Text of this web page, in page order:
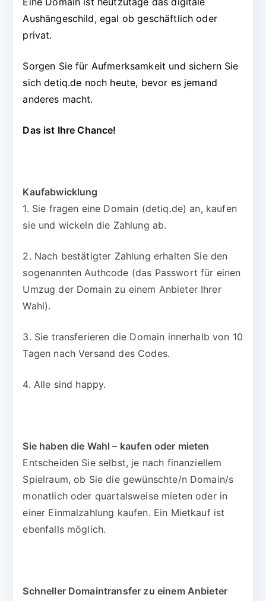
Aushängeschild, egal ob geschäftlich oder
privat.
Sorgen Sie für Aufmerksamkeit und sichern Sie
sich detiq.de noch heute, bevor es jemand
anderes macht.
Das ist Ihre Chance!
Kaufabwicklung
1. Sie fragen eine Domain (detiq.de) an, kaufen
sie und wickeln die Zahlung ab.
2. Nach bestätigter Zahlung erhalten Sie den
sogenannten Authcode (das Passwort für einen
Umzug der Domain zu einem Anbieter Ihrer
Wahl).
3. Sie transferieren die Domain innerhalb von 10
Tagen nach Versand des Codes.
4. Alle sind happy.
Sie haben die Wahl – kaufen oder mieten
Entscheiden Sie selbst, je nach finanziellem
Spielraum, ob Sie die gewünschte/n Domain/s
monatlich oder quartalsweise mieten oder in
einer Einmalzahlung kaufen. Ein Mietkauf ist
ebenfalls möglich.
Schneller Domaintransfer zu einem Anbieter